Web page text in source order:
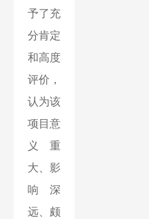
予了充
分肯定
和高度
评价，
认为该
项目意
义重
大、影
响深
远、颇